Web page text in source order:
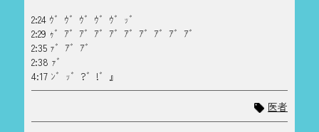
2:24 ｳ゛ｳ゛ｳ゛ｳ゛ｳ゛ｯ゛
2:29 ｩ゛ｱ゛ｱ゛ｱ゛ｱ゛ｱ゛ｱ゛ｱ゛ｱ゛ｱ゛
2:35 ｧ゛ｱ゛ｱ゛
2:38 ｧ゛
4:17 ﾝ゛ｯ゛?゛!゛』
医者